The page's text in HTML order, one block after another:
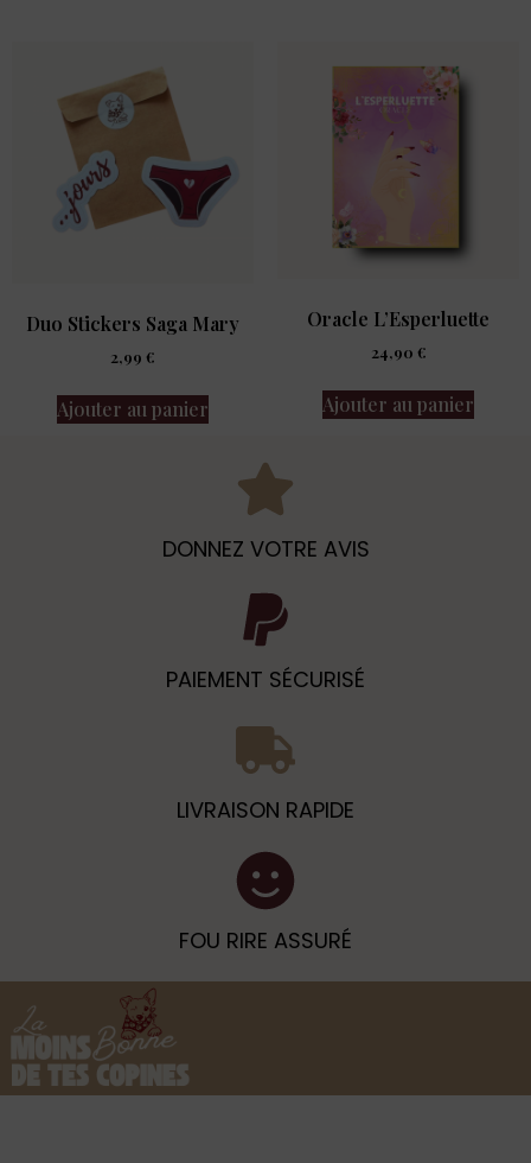
Duo Stickers Saga Mary
2,99 €
Ajouter au panier
Oracle L’Esperluette
24,90 €
Ajouter au panier
DONNEZ VOTRE AVIS
PAIEMENT SÉCURISÉ
LIVRAISON RAPIDE
FOU RIRE ASSURÉ